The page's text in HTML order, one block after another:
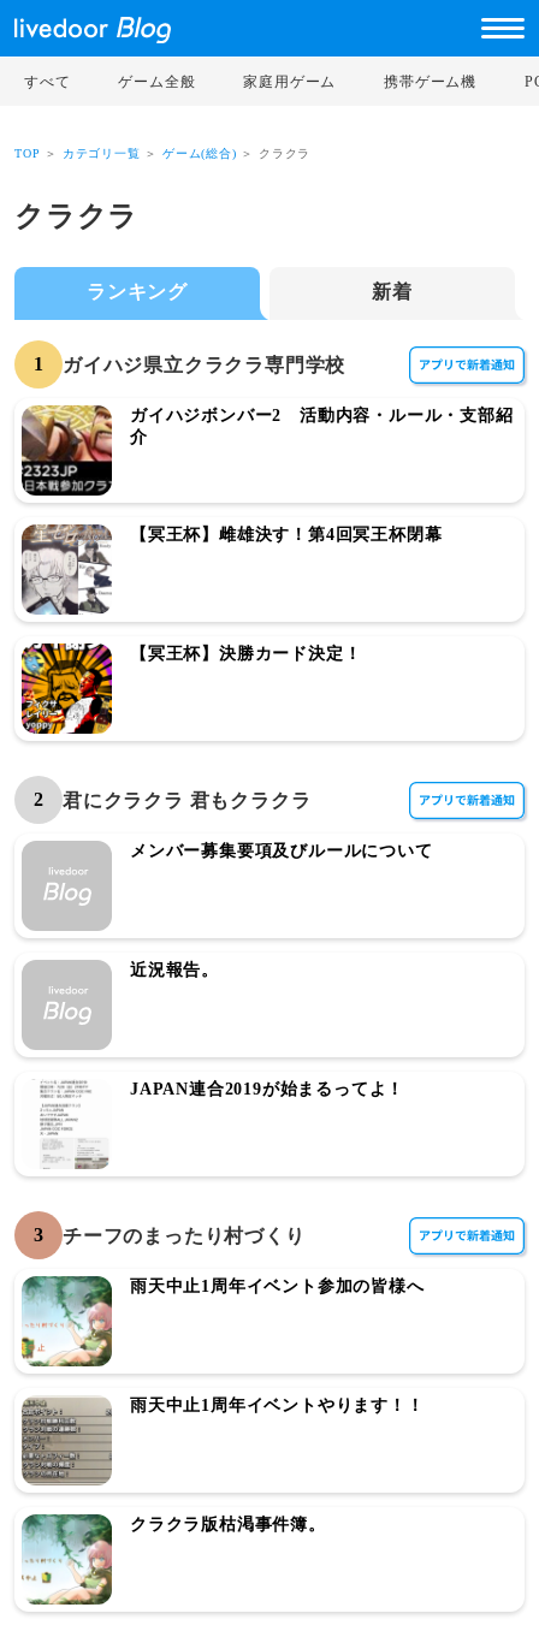
すべて ゲーム全般 家庭用ゲーム 携帯ゲーム機
TOP ＞ カテゴリ一覧 ＞ゲーム(総合) ＞ クラクラ
クラクラ
ランキング 新着
1 ガイハジ県立クラクラ専門学校
ガイハジボンバー2 活動内容・ルール・支部紹
介
【冥王杯】雌雄決す！第4回冥王杯閉幕
【冥王杯】決勝カード決定！
2 君にクラクラ 君もクラクラ
メンバー募集要項及びルールについて
近況報告。
JAPAN連合2019が始まるってよ！
3 チーフのまったり村づくり
雨天中止1周年イベント参加の皆様へ
雨天中止1周年イベントやります！！
クラクラ版枯渇事件簿。